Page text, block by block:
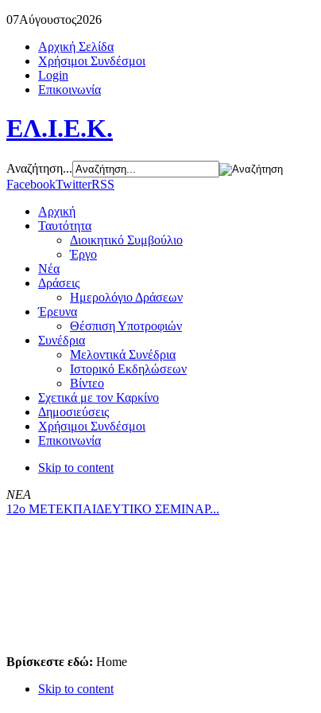
07Αύγουστος2026
Αρχική Σελίδα
Χρήσιμοι Συνδέσμοι
Login
Επικοινωνία
ΕΛ.Ι.Ε.Κ.
Αναζήτηση...
FacebookTwitterRSS
Αρχική
Ταυτότητα
Διοικητικό Συμβούλιο
Έργο
Νέα
Δράσεις
Ημερολόγιο Δράσεων
Έρευνα
Θέσπιση Υποτροφιών
Συνέδρια
Μελοντικά Συνέδρια
Ιστορικό Εκδηλώσεων
Βίντεο
Σχετικά με τον Καρκίνο
Δημοσιεύσεις
Χρήσιμοι Συνδέσμοι
Επικοινωνία
Skip to content
ΝΕΑ
12ο ΜΕΤΕΚΠΑΙΔΕΥΤΙΚΟ ΣΕΜΙΝΑΡ...
Βρίσκεστε εδώ: Home
Skip to content